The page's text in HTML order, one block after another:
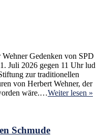
Gedenken von SPD
Juli 2026 gegen 11 Uhr lud
zur traditionellen
von Herbert Wehner, der
wäre.…Weiter lesen »
Schmude